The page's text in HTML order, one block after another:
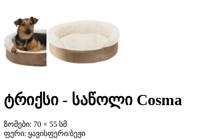
ტრიქსი - საწოლი Cosma
ზომები: 70 × 55 სმ
ფერი: ყავისფერი/ბეჟი